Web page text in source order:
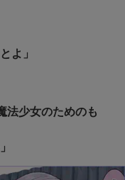
よ」
法少女のためのも